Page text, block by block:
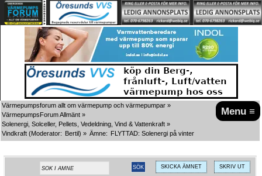
Menu ≡
Värmepumpsforum allt om värmepump och värmepumpar »
VärmepumpsForum Allmänt »
Solenergi, Solceller, Pellets, Vedeldning, Vind & Vattenkraft »
Vindkraft (Moderator: Bertil) » Ämne: FLYTTAD: Solenergi på vinter
SKICKA ÄMNET SKRIV UT